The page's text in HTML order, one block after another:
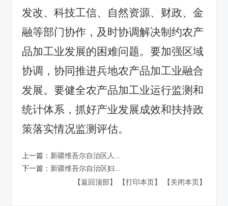
发改、科技工信、自然资源、财政、金
融等部门协作，及时协调解决制约农产
品加工业发展的困难问题。要加强区域
协调，协同推进兵地农产品加工业融合
发展。要健全农产品加工业运行监测和
统计体系，抓好产业发展成效和扶持政
策落实情况监测评估。
上一篇： 新疆维吾尔自治区人...
下一篇： 新疆维吾尔自治区妇...
【返回顶部】
【打印本页】 【关闭本页】